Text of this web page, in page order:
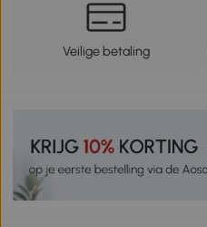
Veilige betaling